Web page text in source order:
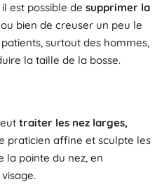
est possible de supprimer la
bien de creuser un peu le
surtout des hommes,
la taille de la bosse.
traiter les nez larges,
praticien affine et sculpte les
la pointe du nez, en